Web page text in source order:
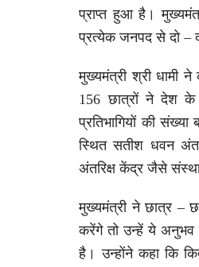
प्राप्त हुआ है।
प्रत्येक जनपद से दो –
मुख्यमंत्री श्री धामी
156 छात्रों ने देश के
प्रतिभागियों की
स्थित सतीश धवन
अंतरिक्ष केंद्र जैसे
मुख्यमंत्री ने छात्र –
करेंगे तो उन्हें ये अनुभव
है। उन्होंने कहा कि